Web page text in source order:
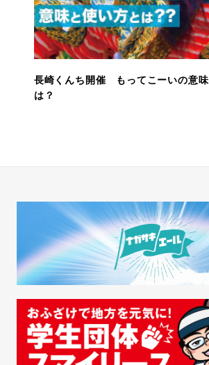
長崎くんち開催 もってこーいの意味
は？